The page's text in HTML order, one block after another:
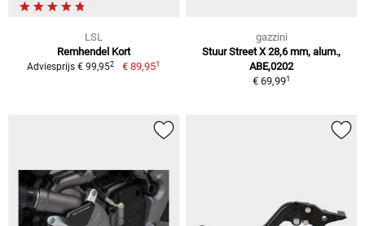
LSL
Remhendel Kort
Adviesprijs € 99,952 € 89,951
gazzini
Stuur Street X 28,6 mm, alum.,
ABE,0202
€ 69,991